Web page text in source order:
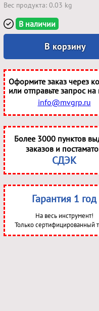
Вес продукта: 0.03 kg
В наличии
В корзину
Оформите заказ через
или отправьте запрос на
info@mvgrp.ru
Более 3000 пунктов
заказов и
СДЭК
Гарантия 1 год
На весь инструмент!
Только сертифицированный